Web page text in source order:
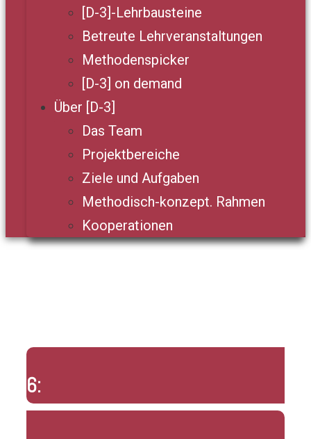
[D-3]-Lehrbausteine
Betreute Lehrveranstaltungen
Methodenspicker
[D-3] on demand
Über [D-3]
Das Team
Projektbereiche
Ziele und Aufgaben
Methodisch-konzept. Rahmen
Kooperationen
6: